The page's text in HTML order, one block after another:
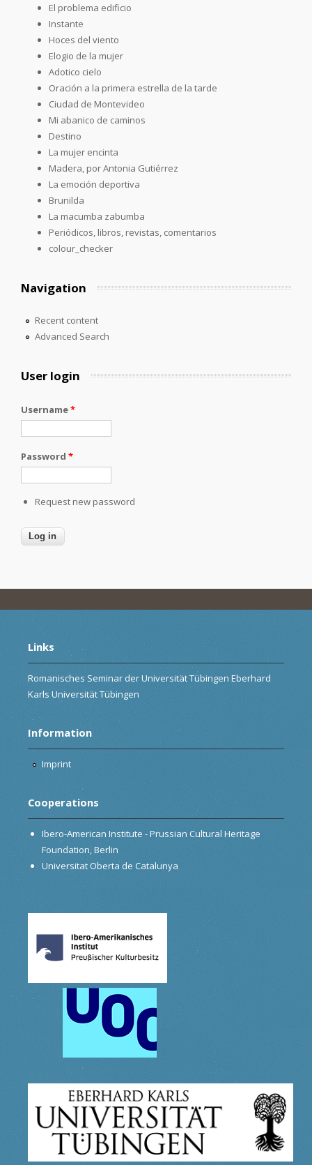
El problema edificio
Instante
Hoces del viento
Elogio de la mujer
Adotico cielo
Oración a la primera estrella de la tarde
Ciudad de Montevideo
Mi abanico de caminos
Destino
La mujer encinta
Madera, por Antonia Gutiérrez
La emoción deportiva
Brunilda
La macumba zabumba
Periódicos, libros, revistas, comentarios
colour_checker
Navigation
Recent content
Advanced Search
User login
Username*
Password *
Request new password
Links
Romanisches Seminar der Universität Tübingen Eberhard
Karls Universität Tübingen
Information
Imprint
Cooperations
Ibero-American Institute - Prussian Cultural Heritage
Foundation, Berlin
Universitat Oberta de Catalunya